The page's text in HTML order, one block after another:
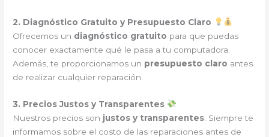
2. Diagnóstico Gratuito y Presupuesto Claro
Ofrecemos un diagnóstico gratuito para que puedas
conocer exactamente qué le pasa a tu computadora.
Además, te proporcionamos un presupuesto claro antes
de realizar cualquier reparación.
3. Precios Justos y Transparentes
Nuestros precios son justos y transparentes . Siempre te
informamos sobre el costo de las reparaciones antes de